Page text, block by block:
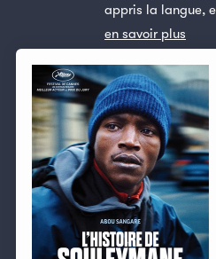
appris la langue,
en savoir plus